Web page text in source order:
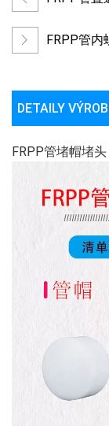
FRPP管内
DETAILY
FRPP管堵帽堵头